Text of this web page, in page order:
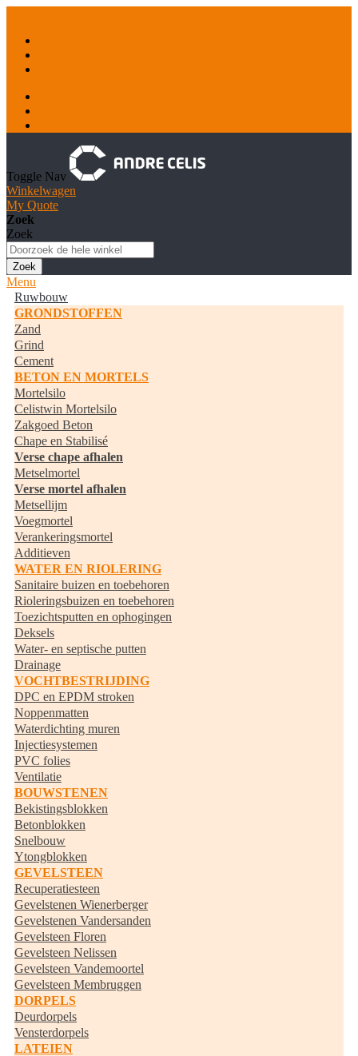
Toggle Nav
Winkelwagen
My Quote
Zoek
Zoek
Zoek
Menu
Ruwbouw
GRONDSTOFFEN
Zand
Grind
Cement
BETON EN MORTELS
Mortelsilo
Celistwin Mortelsilo
Zakgoed Beton
Chape en Stabilisé
Verse chape afhalen
Metselmortel
Verse mortel afhalen
Metsellijm
Voegmortel
Verankeringsmortel
Additieven
WATER EN RIOLERING
Sanitaire buizen en toebehoren
Rioleringsbuizen en toebehoren
Toezichtsputten en ophogingen
Deksels
Water- en septische putten
Drainage
VOCHTBESTRIJDING
DPC en EPDM stroken
Noppenmatten
Waterdichting muren
Injectiesystemen
PVC folies
Ventilatie
BOUWSTENEN
Bekistingsblokken
Betonblokken
Snelbouw
Ytongblokken
GEVELSTEEN
Recuperatiesteen
Gevelstenen Wienerberger
Gevelstenen Vandersanden
Gevelsteen Floren
Gevelsteen Nelissen
Gevelsteen Vandemoortel
Gevelsteen Membruggen
DORPELS
Deurdorpels
Vensterdorpels
LATEIEN